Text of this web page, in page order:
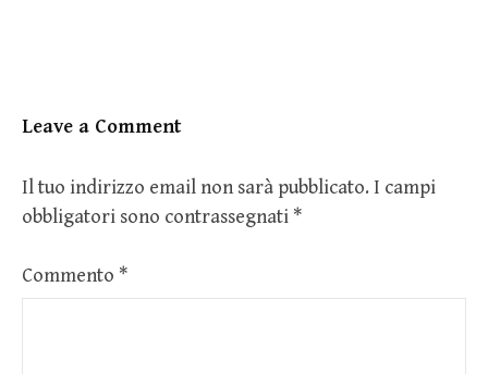
Leave a Comment
Il tuo indirizzo email non sarà pubblicato. I campi
obbligatori sono contrassegnati *
Commento *